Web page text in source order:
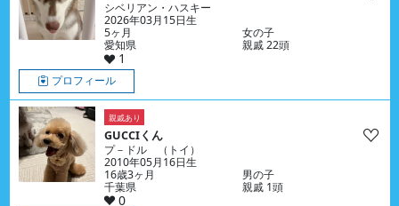
シベリアン・ハスキー
2026年03月15日生
5ヶ月
女の子
愛知県
親戚 22頭
1
プロフィール
親戚あり
GUCCIくん
プ－ドル （トイ）
2010年05月16日生
16歳3ヶ月
男の子
千葉県
親戚 1頭
0